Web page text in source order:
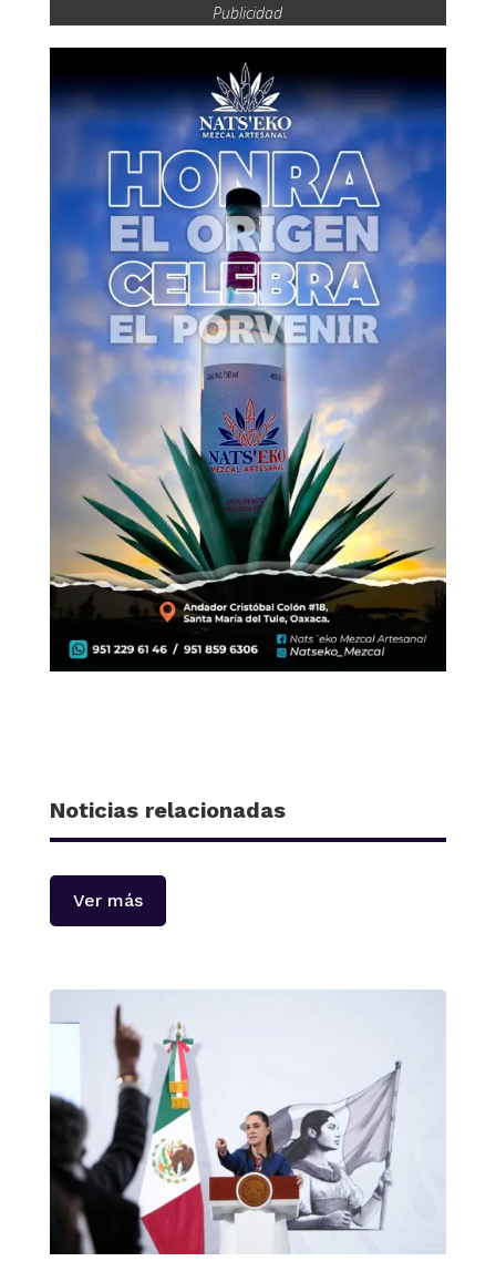
Publicidad
Noticias relacionadas
Ver más